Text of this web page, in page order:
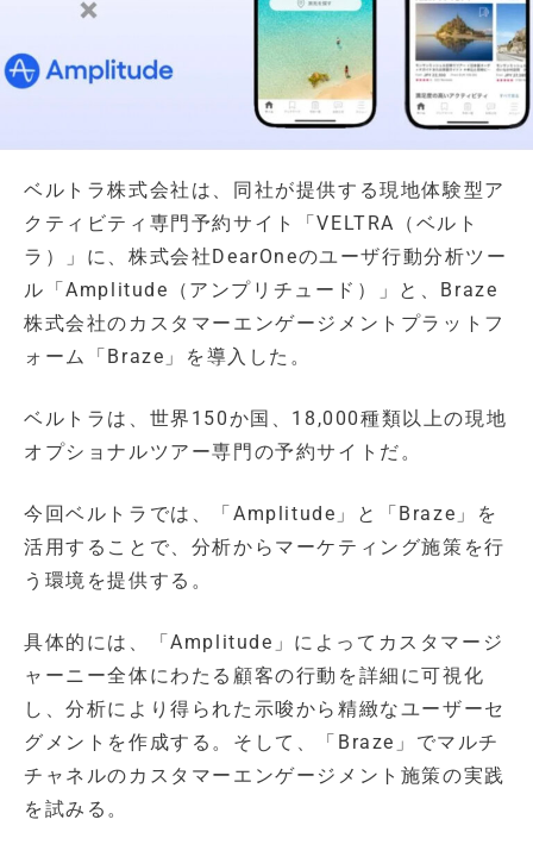
ベルトラ株式会社は、同社が提供する現地体験型ア
クティビティ専門予約サイト「VELTRA（ベルト
ラ）」に、株式会社DearOneのユーザ行動分析ツー
ル「Amplitude（アンプリチュード）」と、Braze
株式会社のカスタマーエンゲージメントプラットフ
ォーム「Braze」を導入した。
ベルトラは、世界150か国、18,000種類以上の現地
オプショナルツアー専門の予約サイトだ。
今回ベルトラでは、「Amplitude」と「Braze」を
活用することで、分析からマーケティング施策を行
う環境を提供する。
具体的には、「Amplitude」によってカスタマージ
ャーニー全体にわたる顧客の行動を詳細に可視化
し、分析により得られた示唆から精緻なユーザーセ
グメントを作成する。そして、「Braze」でマルチ
チャネルのカスタマーエンゲージメント施策の実践
を試みる。